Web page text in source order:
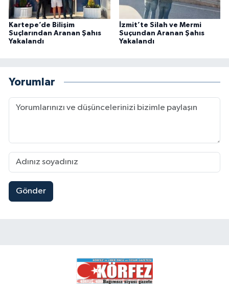
Kartepe’de Bilişim
Suçlarından Aranan Şahıs
Yakalandı
İzmit’te Silah ve Mermi
Suçundan Aranan Şahıs
Yakalandı
Yorumlar
Gönder